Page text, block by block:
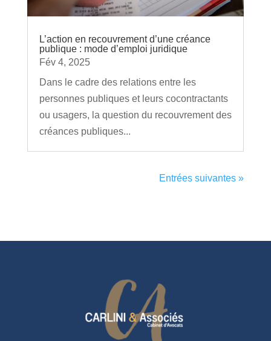
L’action en recouvrement d’une créance
publique : mode d’emploi juridique
Fév 4, 2025
Dans le cadre des relations entre les
personnes publiques et leurs cocontractants
ou usagers, la question du recouvrement des
créances publiques...
Entrées suivantes »